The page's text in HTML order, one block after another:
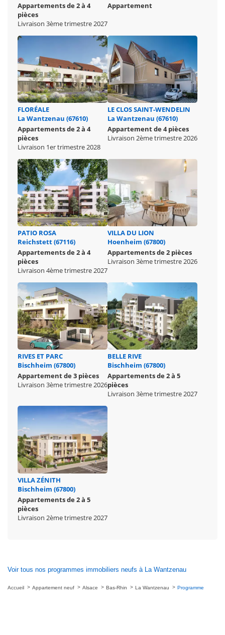
Appartements de 2 à 4
pièces
Livraison 3ème trimestre 2027
Appartement
FLORÉALE
La Wantzenau (67610)
Appartements de 2 à 4
pièces
Livraison 1er trimestre 2028
LE CLOS SAINT-WENDELIN
La Wantzenau (67610)
Appartement de 4 pièces
Livraison 2ème trimestre 2026
PATIO ROSA
Reichstett (67116)
Appartements de 2 à 4
pièces
Livraison 4ème trimestre 2027
VILLA DU LION
Hoenheim (67800)
Appartements de 2 pièces
Livraison 3ème trimestre 2026
RIVES ET PARC
Bischheim (67800)
Appartement de 3 pièces
Livraison 3ème trimestre 2026
BELLE RIVE
Bischheim (67800)
Appartements de 2 à 5
pièces
Livraison 3ème trimestre 2027
VILLA ZÉNITH
Bischheim (67800)
Appartements de 2 à 5
pièces
Livraison 2ème trimestre 2027
Voir tous nos programmes immobiliers neufs à La Wantzenau
Accueil Appartement neuf Alsace Bas-Rhin La Wantzenau Programme